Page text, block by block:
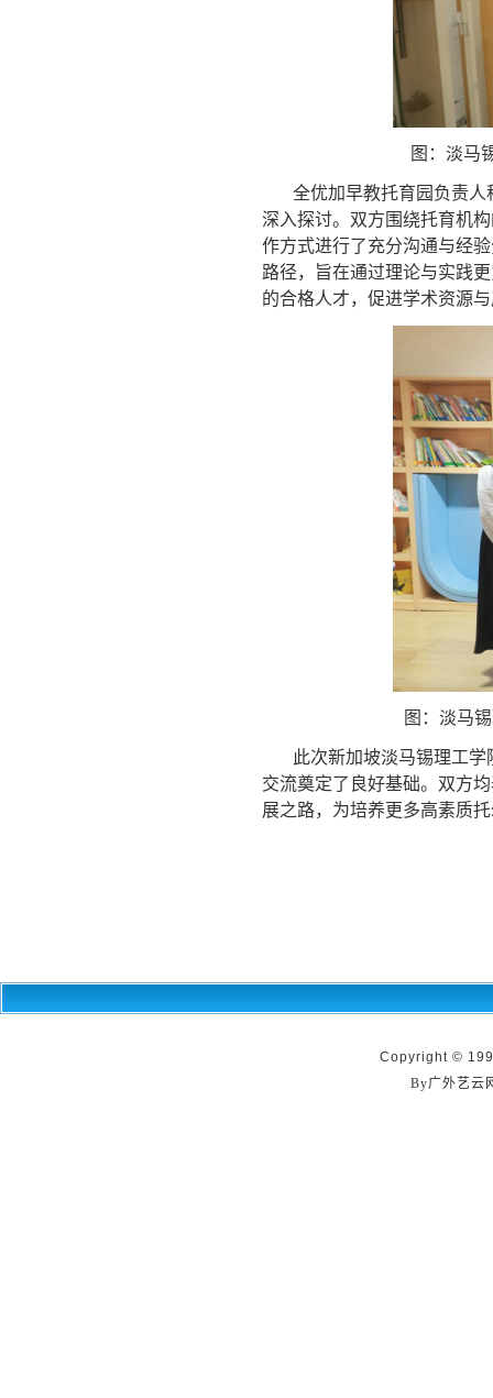
图：淡马
全优加早教托育园负责
深入探讨。双方围绕托育机
作方式进行了充分沟通与经
路径，旨在通过理论与实践
的合格人才，促进学术资源
图：淡马
此次新加坡淡马锡理工
交流奠定了良好基础。双方
展之路，为培养更多高素质
Copyright ©
By广外艺云